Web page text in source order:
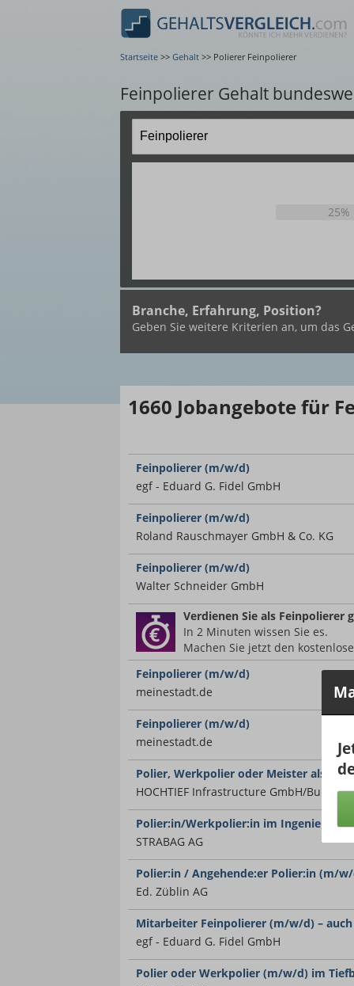
Startseite >> Gehalt >> Polierer Feinpolierer
Feinpolierer Gehalt
25%
Branche, Erfahrung, Position?
Geben Sie weitere Kriterien an, um das
1660 Jobangebotefür
Feinpolierer (m/w/d)
egf - Eduard G. Fidel GmbH
Feinpolierer (m/w/d)
Roland Rauschmayer GmbH & Co. KG
Feinpolierer (m/w/d)
Walter Schneider GmbH
Verdienen Sie als Feinpolierer
In 2 Minuten wissen Sie es.
Machen Sie jetzt den
Feinpolierer (m/w/d)
meinestadt.de
Feinpolierer (m/w/d)
meinestadt.de
Polier, Werkpolier oder Meister als
HOCHTIEF Infrastructure GmbH/Building
Polier:in/Werkpolier:in im
STRABAG AG
Polier:in / Angehende:er Polier:in (m/
Ed. Züblin AG
Mitarbeiter Feinpolierer (m/w/d) –
egf - Eduard G. Fidel GmbH
Polier oder Werkpolier (m/w/d) im